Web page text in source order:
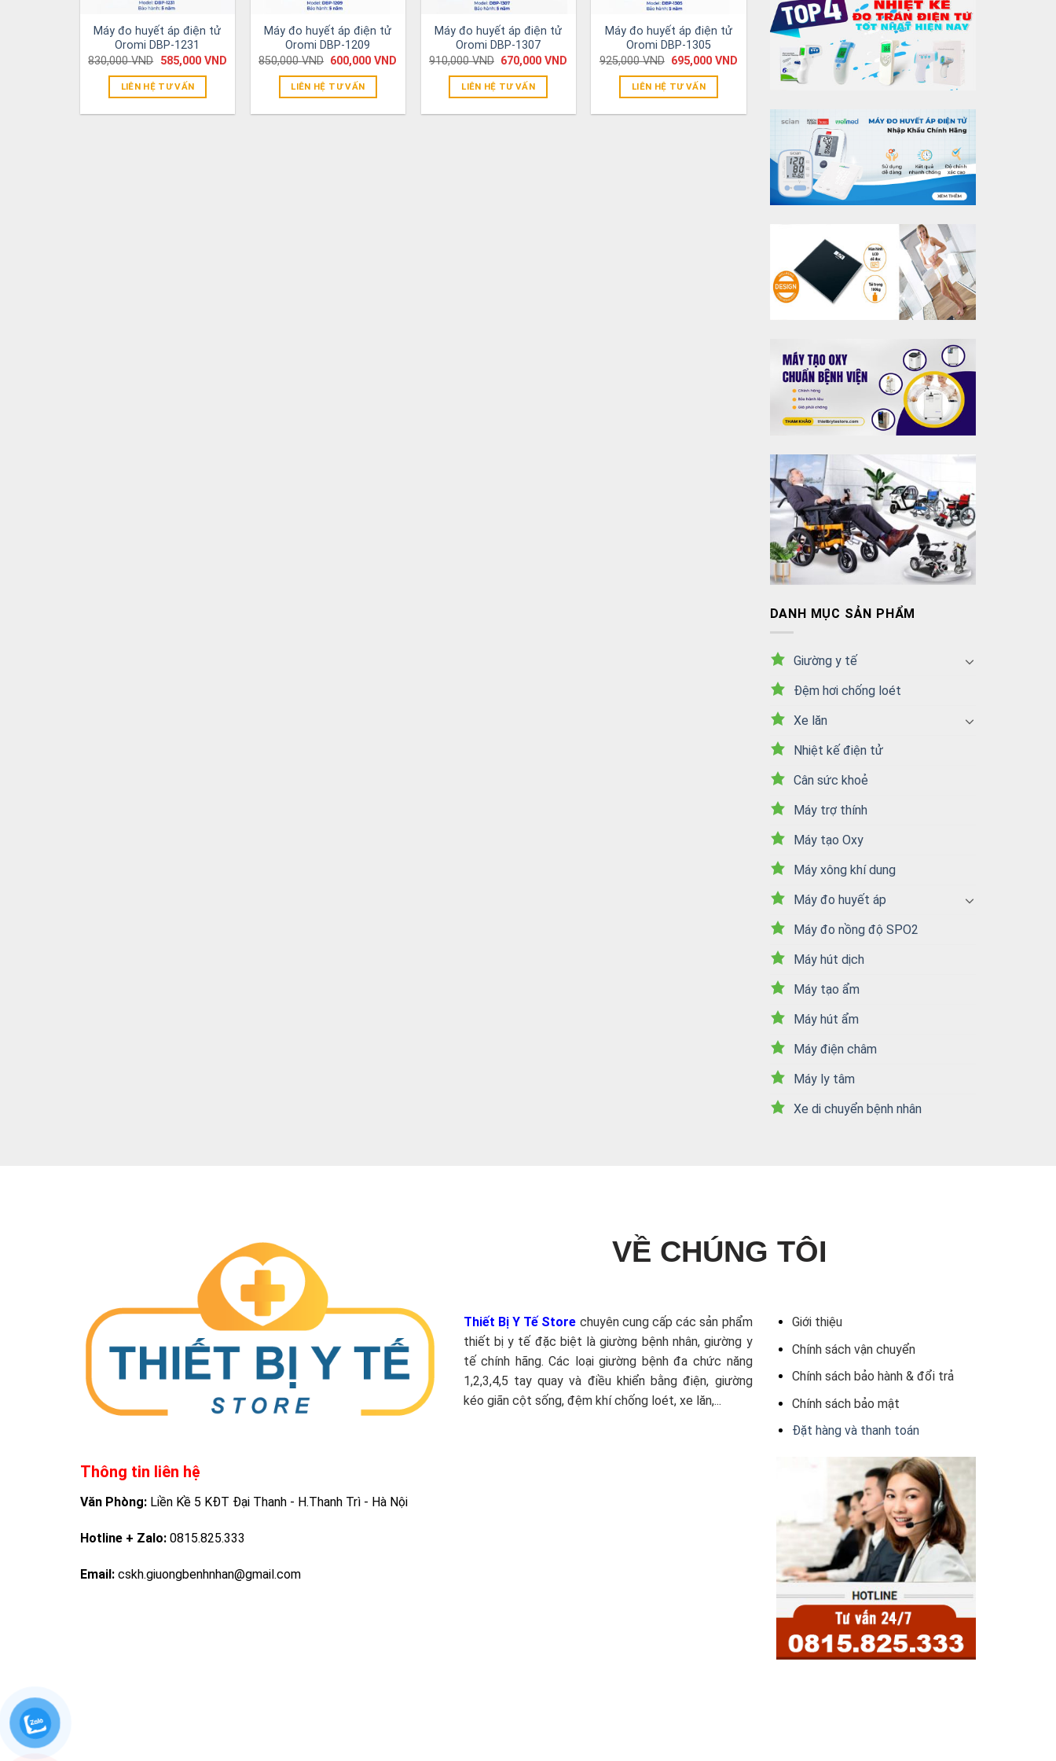
Máy đo huyết áp điện tử
Oromi DBP-1231
830,000VND 585,000 VND
LIÊN HỆ TƯ VẤN
Máy đo huyết áp điện tử
Oromi DBP-1209
850,000VND 600,000VND
LIÊN HỆ TƯ VẤN
Máy đo huyết áp điện tử
Oromi DBP-1307
910,000VND 670,000VND
LIÊN HỆ TƯ VẤN
Máy đo huyết áp điện tử
Oromi DBP-1305
925,000VND 695,000VND
LIÊN HỆ TƯ VẤN
DANH MỤC SẢN PHẨM
Giường y tế
Đệm hơi chống loét
Xe lăn
Nhiệt kế điện tử
Cân sức khoẻ
Máy trợ thính
Máy tạo Oxy
Máy xông khí dung
Máy đo huyết áp
Máy đo nồng độ SPO2
Máy hút dịch
Máy tạo ẩm
Máy hút ẩm
Máy điện châm
Máy ly tâm
Xe di chuyển bệnh nhân
Thông tin liên hệ
Văn Phòng: Liền Kề 5 KĐT Đại Thanh - H.Thanh Trì - Hà Nội
Hotline + Zalo: 0815.825.333
Email: cskh.giuongbenhnhan@gmail.com
VỀ CHÚNG TÔI
Thiết Bị Y Tế Store chuyên cung cấp các sản phẩm
thiết bị y tế đặc biệt là giường bệnh nhân, giường y
tế chính hãng. Các loại giường bệnh đa chức năng
1,2,3,4,5 tay quay và điều khiển bằng điện, giường
kéo giãn cột sống, đệm khí chống loét, xe lăn,...
Giới thiệu
Chính sách vận chuyển
Chính sách bảo hành & đổi trả
Chính sách bảo mật
Đặt hàng và thanh toán